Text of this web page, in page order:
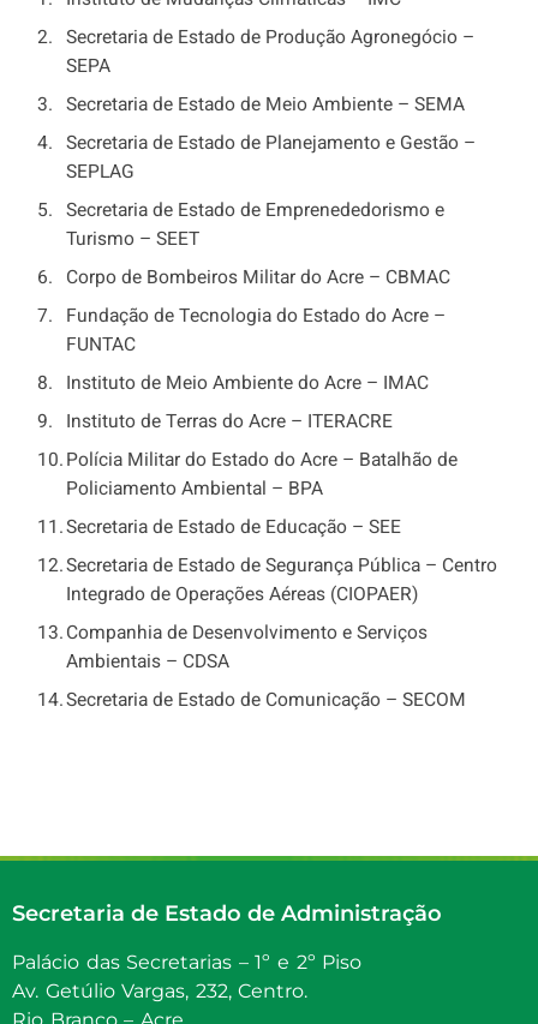
Secretaria de Estado de Produção Agronegócio –
SEPA
Secretaria de Estado de Meio Ambiente – SEMA
Secretaria de Estado de Planejamento e Gestão –
SEPLAG
Secretaria de Estado de Emprenededorismo e
Turismo – SEET
Corpo de Bombeiros Militar do Acre – CBMAC
Fundação de Tecnologia do Estado do Acre –
FUNTAC
Instituto de Meio Ambiente do Acre – IMAC
Instituto de Terras do Acre – ITERACRE
Polícia Militar do Estado do Acre – Batalhão de
Policiamento Ambiental – BPA
Secretaria de Estado de Educação – SEE
Secretaria de Estado de Segurança Pública – Centro
Integrado de Operações Aéreas (CIOPAER)
Companhia de Desenvolvimento e Serviços
Ambientais – CDSA
Secretaria de Estado de Comunicação – SECOM
Secretaria de Estado de Administração
Palácio das Secretarias – 1º e 2º Piso
Av. Getúlio Vargas, 232, Centro.
Rio Branco – Acre